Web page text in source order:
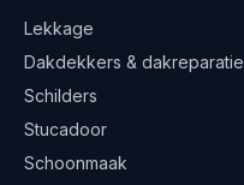
Lekkage
Dakdekkers & dakreparatie
Schilders
Stucadoor
Schoonmaak